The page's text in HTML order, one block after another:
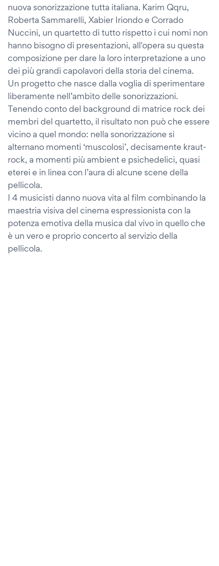
nuova sonorizzazione tutta italiana. Karim Qqru,
Roberta Sammarelli, Xabier Iriondo e Corrado
Nuccini, un quartetto di tutto rispetto i cui nomi non
hanno bisogno di presentazioni, all'opera su questa
composizione per dare la loro interpretazione a uno
dei più grandi capolavori della storia del cinema.
Un progetto che nasce dalla voglia di sperimentare
liberamente nell’ambito delle sonorizzazioni.
Tenendo conto del background di matrice rock dei
membri del quartetto, il risultato non può che essere
vicino a quel mondo: nella sonorizzazione si
alternano momenti ‘muscolosi’, decisamente kraut-
rock, a momenti più ambient e psichedelici, quasi
eterei e in linea con l’aura di alcune scene della
pellicola.
I 4 musicisti danno nuova vita al film combinando la
maestria visiva del cinema espressionista con la
potenza emotiva della musica dal vivo in quello che
è un vero e proprio concerto al servizio della
pellicola.